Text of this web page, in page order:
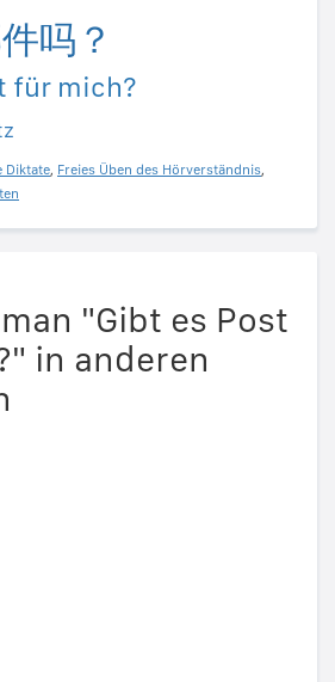
吗？
für mich?
Diktate, Freies Üben des Hörverständnis,
"Gibt es Post
in anderen